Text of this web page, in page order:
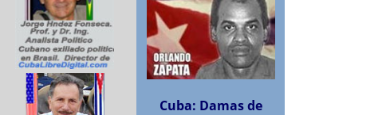
Cuba: Damas de